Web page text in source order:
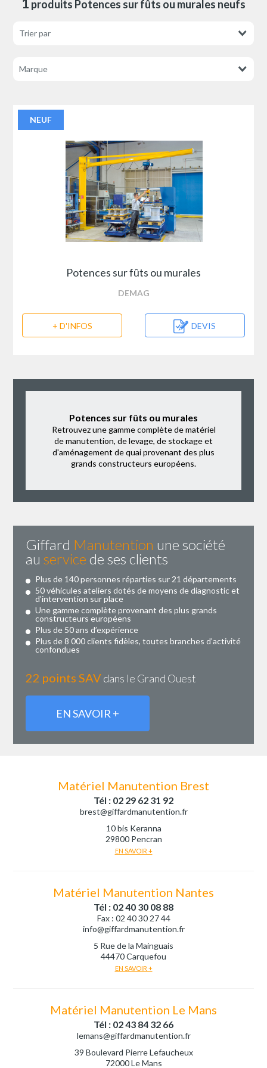
1 produits Potences sur fûts ou murales neufs
NEUF
Potences sur fûts ou murales
DEMAG
+ D'INFOS DEVIS
Potences sur fûts ou murales
Retrouvez une gamme complète de matériel
de manutention, de levage, de stockage et
d'aménagement de quai provenant des plus
grands constructeurs européens.
Giffard Manutention une société
au service de ses clients
Plus de 140 personnes réparties sur 21 départements
50 véhicules ateliers dotés de moyens de diagnostic et
d’intervention sur place
Une gamme complète provenant des plus grands
constructeurs européens
Plus de 50 ans d’expérience
Plus de 8 000 clients fidèles, toutes branches d’activité
confondues
22 points SAVdans le Grand Ouest
EN SAVOIR +
Matériel Manutention Brest
Tél : 02 29 62 31 92
brest@giffardmanutention.fr
10 bis Keranna
29800 Pencran
EN SAVOIR +
Matériel Manutention Nantes
Tél : 02 40 30 08 88
Fax : 02 40 30 27 44
info@giffardmanutention.fr
5 Rue de la Mainguais
44470 Carquefou
EN SAVOIR +
Matériel Manutention Le Mans
Tél : 02 43 84 32 66
lemans@giffardmanutention.fr
39 Boulevard Pierre Lefaucheux
72000 Le Mans